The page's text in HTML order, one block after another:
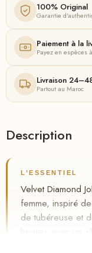
100% Original
Garantie
Paiement à la
Payez en espèces
Livraison
Partout au Maroc
Description
L’ESSENTIEL
Velvet Diamond
femme, inspiré
de tubéreuse et
heures avec un
modernes,